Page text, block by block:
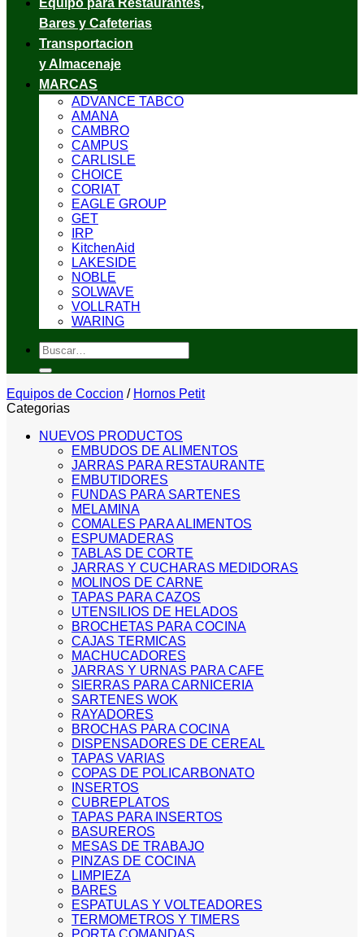
Equipo para Restaurantes,
Bares y Cafeterias
Transportacion
y Almacenaje
MARCAS
ADVANCE TABCO
AMANA
CAMBRO
CAMPUS
CARLISLE
CHOICE
CORIAT
EAGLE GROUP
GET
IRP
KitchenAid
LAKESIDE
NOBLE
SOLWAVE
VOLLRATH
WARING
Buscar
por:
Equipos de Coccion / Hornos Petit
Categorias
NUEVOS PRODUCTOS
EMBUDOS DE ALIMENTOS
JARRAS PARA RESTAURANTE
EMBUTIDORES
FUNDAS PARA SARTENES
MELAMINA
COMALES PARA ALIMENTOS
ESPUMADERAS
TABLAS DE CORTE
JARRAS Y CUCHARAS MEDIDORAS
MOLINOS DE CARNE
TAPAS PARA CAZOS
UTENSILIOS DE HELADOS
BROCHETAS PARA COCINA
CAJAS TERMICAS
MACHUCADORES
JARRAS Y URNAS PARA CAFE
SIERRAS PARA CARNICERIA
SARTENES WOK
RAYADORES
BROCHAS PARA COCINA
DISPENSADORES DE CEREAL
TAPAS VARIAS
COPAS DE POLICARBONATO
INSERTOS
CUBREPLATOS
TAPAS PARA INSERTOS
BASUREROS
MESAS DE TRABAJO
PINZAS DE COCINA
LIMPIEZA
BARES
ESPATULAS Y VOLTEADORES
TERMOMETROS Y TIMERS
PORTA COMANDAS